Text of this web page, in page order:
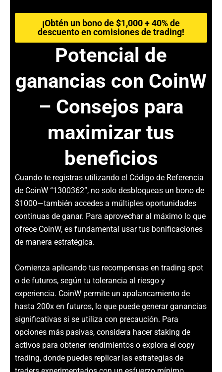
¡Obtén un bono de $1,000 + 40% de
descuento en comisiones de trading!
Potencial de
ganancias con CoinW
– Consejos para
maximizar tus
beneficios
Cuando te registras utilizando el Código de Referencia
de CoinW “1300362”, no solo desbloqueas un bono de
$1000—también accedes a múltiples oportunidades
continuas de ganar. Para aprovechar al máximo lo que
ofrece CoinW, es fundamental usar tus bonificaciones
de manera estratégica.
Comienza aplicando tus recompensas en trading spot
o de futuros, según tu tolerancia al riesgo y
experiencia. CoinW permite un apalancamiento de
hasta 200x en futuros, lo que puede generar ganancias
significativas si se utiliza con precaución. Para
opciones más pasivas, considera hacer staking de
activos para obtener rendimientos o explora el copy
trading, donde puedes replicar las estrategias de